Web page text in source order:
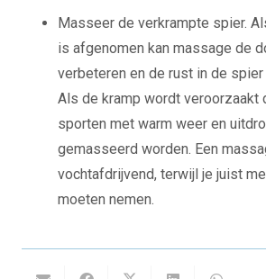
Masseer de verkrampte spier.
is afgenomen kan massage de
verbeteren en de rust in de
Als de kramp wordt veroorzaakt
sporten met warm weer en
gemasseerd worden. Een
vochtafdrijvend, terwijl je juist
moeten nemen.